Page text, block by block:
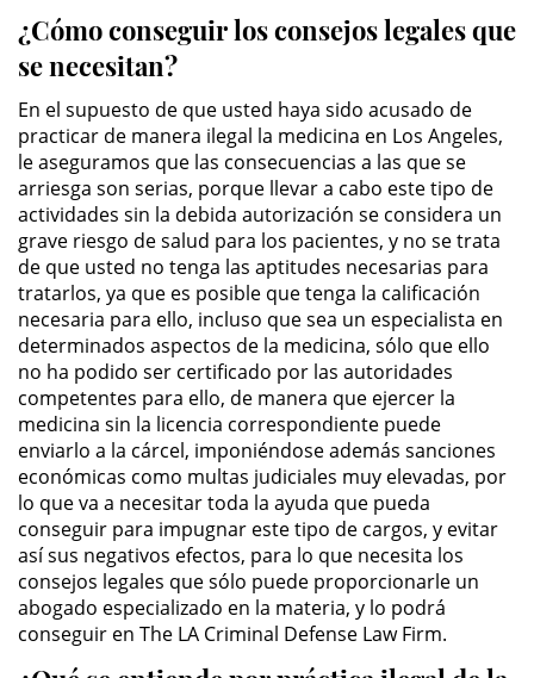
Asalto Simple
Asuntos Posteriores a la Condena
Anulando o Rechazando una
Condena
Certificado de Rehabilitación
Eliminación de Antecedentes
Penales
Libertad condicional bajo
palabra
Petición para Anular una
Condena por Asesinato
Sello de Registros de Arresto
Violación de la Libertad
Condicional
Delitos Contra la Propiedad
¿Cómo conseguir los consejos legales que
se necesitan?
En el supuesto de que usted haya sido acusado de
practicar de manera ilegal la medicina en Los Angeles,
le aseguramos que las consecuencias a las que se
arriesga son serias, porque llevar a cabo este tipo de
actividades sin la debida autorización se considera un
grave riesgo de salud para los pacientes, y no se trata
de que usted no tenga las aptitudes necesarias para
tratarlos, ya que es posible que tenga la calificación
necesaria para ello, incluso que sea un especialista en
determinados aspectos de la medicina, sólo que ello
no ha podido ser certificado por las autoridades
competentes para ello, de manera que ejercer la
medicina sin la licencia correspondiente puede
enviarlo a la cárcel, imponiéndose además sanciones
económicas como multas judiciales muy elevadas, por
lo que va a necesitar toda la ayuda que pueda
conseguir para impugnar este tipo de cargos, y evitar
así sus negativos efectos, para lo que necesita los
consejos legales que sólo puede proporcionarle un
abogado especializado en la materia, y lo podrá
conseguir en The LA Criminal Defense Law Firm.